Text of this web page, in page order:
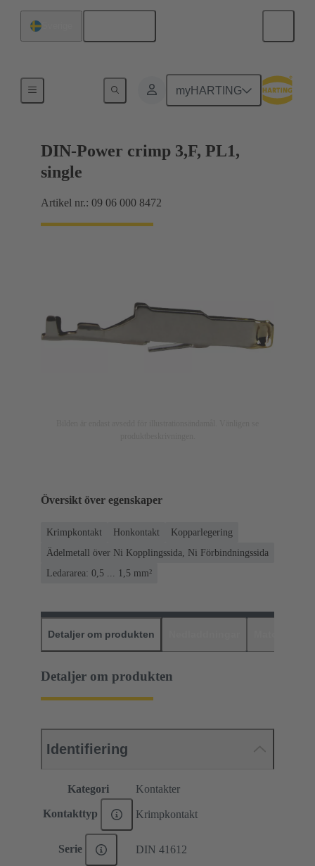
myHARTING
DIN-Power crimp 3,F, PL1,
single
Artikel nr.: 09 06 000 8472
Översikt över egenskaper
Krimpkontakt Honkontakt
Kopparlegering
Ädelmetall över Ni Kopplingssida, Ni Förbindningssida
Ledararea: 0,5 ... 1,5 mm²
Detaljer om produkten
Detaljer om produkten
Identifiering
Kategori Kontakter
Kontakttyp Krimpkontakt
Serie DIN 41612